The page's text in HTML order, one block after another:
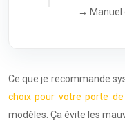
→ Manuel
Ce que je recommande
choix pour votre porte de
modèles. Ça évite les